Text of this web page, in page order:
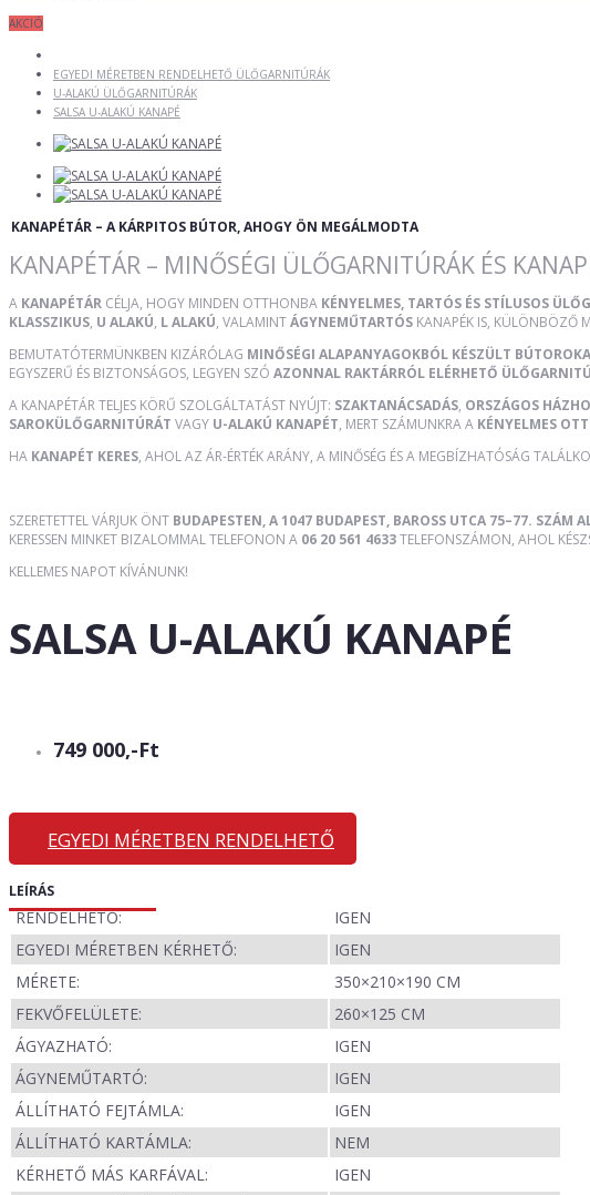
AKCIÓ
EGYEDI MÉRETBEN RENDELHETŐ ÜLŐGARNITÚRÁK
U-ALAKÚ ÜLŐGARNITÚRÁK
SALSA U-ALAKÚ KANAPÉ
KANAPÉTÁR – A KÁRPITOS BÚTOR, AHOGY ÖN MEGÁLMODTA
KANAPÉTÁR – MINŐSÉGI ÜLŐGARNITÚRÁK ÉS
A KANAPÉTÁR CÉLJA, HOGY MINDEN OTTHONBA KÉNYELMES, TARTÓS ÉS STÍLUSOS
KLASSZIKUS, U ALAKÚ, L ALAKÚ, VALAMINTÁGYNEMŰTARTÓS KANAPÉK IS, KÜLÖNBÖZŐ
BEMUTATÓTERMÜNKBEN KIZÁRÓLAG MINŐSÉGI ALAPANYAGOKBÓL KÉSZÜLT
EGYSZERŰ ÉS BIZTONSÁGOS, LEGYEN SZÓ AZONNAL RAKTÁRRÓL ELÉRHETŐ
A KANAPÉTÁR TELJES KÖRŰ SZOLGÁLTATÁST NYÚJT: SZAKTANÁCSADÁS, ORSZÁGOS
SAROKÜLŐGARNITÚRÁT VAGY U-ALAKÚ KANAPÉT, MERT SZÁMUNKRA A KÉNYELMES
HA KANAPÉT KERES, AHOL AZ ÁR-ÉRTÉK ARÁNY, A MINŐSÉG ÉS A MEGBÍZHATÓSÁG
SZERETETTEL VÁRJUK ÖNT BUDAPESTEN, A 1047 BUDAPEST, BAROSS UTCA 75–77. SZÁM
KERESSEN MINKET BIZALOMMAL TELEFONON A 06 20 561 4633TELEFONSZÁMON, AHOL
KELLEMES NAPOT KÍVÁNUNK!
SALSA U-ALAKÚ KANAPÉ
749 000,-Ft
EGYEDI MÉRETBEN RENDELHETŐ
LEÍRÁS
RENDELHETŐ:
IGEN
EGYEDI MÉRETBEN KÉRHETŐ:
IGEN
MÉRETE:
350×210×190 CM
FEKVŐFELÜLETE:
260×125 CM
ÁGYAZHATÓ:
IGEN
ÁGYNEMŰTARTÓ:
IGEN
ÁLLÍTHATÓ FEJTÁMLA:
IGEN
ÁLLÍTHATÓ KARTÁMLA:
NEM
KÉRHETŐ MÁS KARFÁVAL:
IGEN